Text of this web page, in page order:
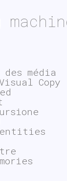
média
Copy